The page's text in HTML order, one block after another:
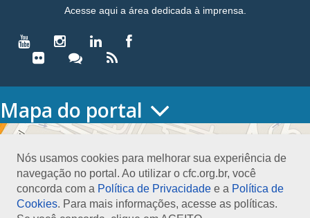
Nós usamos cookies para melhorar sua experiência de
navegação no portal. Ao utilizar o cfc.org.br, você
concorda com a Política de Privacidade e a Política de
Cookies. Para mais informações, acesse as políticas.
Acesse aqui a área dedicada à imprensa.
Mapa do portal
HOME
Conselho Diretor
Nossa Sede
Planejamento
Organograma